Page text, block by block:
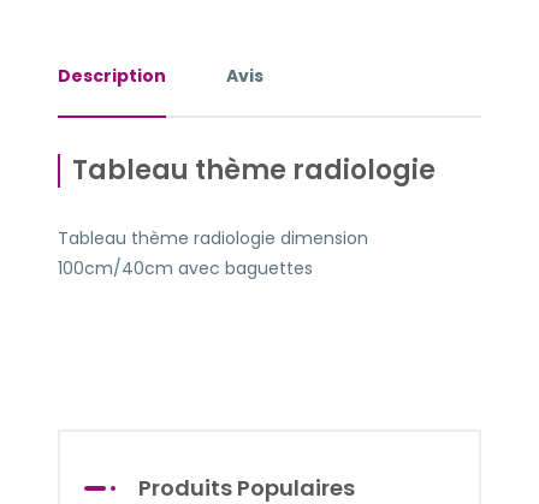
Description Avis
Tableau thème radiologie
Tableau thème radiologie dimension
100cm/40cm avec baguettes
Produits Populaires